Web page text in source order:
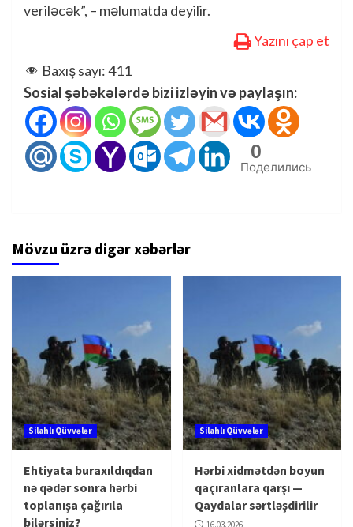
veriləcək”, – məlumatda deyilir.
Yazını çap et
Baxış sayı:411
Sosial şəbəkələrdə bizi izləyin və paylaşın:
0
Поделились
Mövzu üzrə digər xəbərlər
Silahlı Qüvvələr
Ehtiyata buraxıldıqdan
nə qədər sonra hərbi
toplanışa çağırıla
bilərsiniz?
Silahlı Qüvvələr
Hərbi xidmətdən boyun
qaçıranlara qarşı —
Qaydalar sərtləşdirilir
16.03.2026